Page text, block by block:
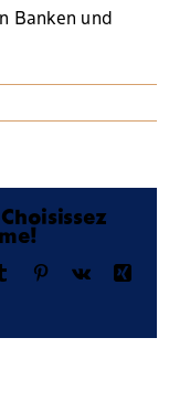
Banken und
Tumblr Pinterest
Vk
Xing